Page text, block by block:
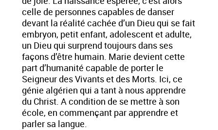
celle de personnes capables de danser
devant la réalité cachée d’un Dieu qui se fait
embryon, petit enfant, adolescent et adulte,
un Dieu qui surprend toujours dans ses
façons d’être humain. Marie devient cette
part d’humanité capable de porter le
Seigneur des Vivants et des Morts. Ici, ce
génie algérien qui a tant à nous apprendre
du Christ. A condition de se mettre à son
école, en commençant par apprendre et
parler sa langue.